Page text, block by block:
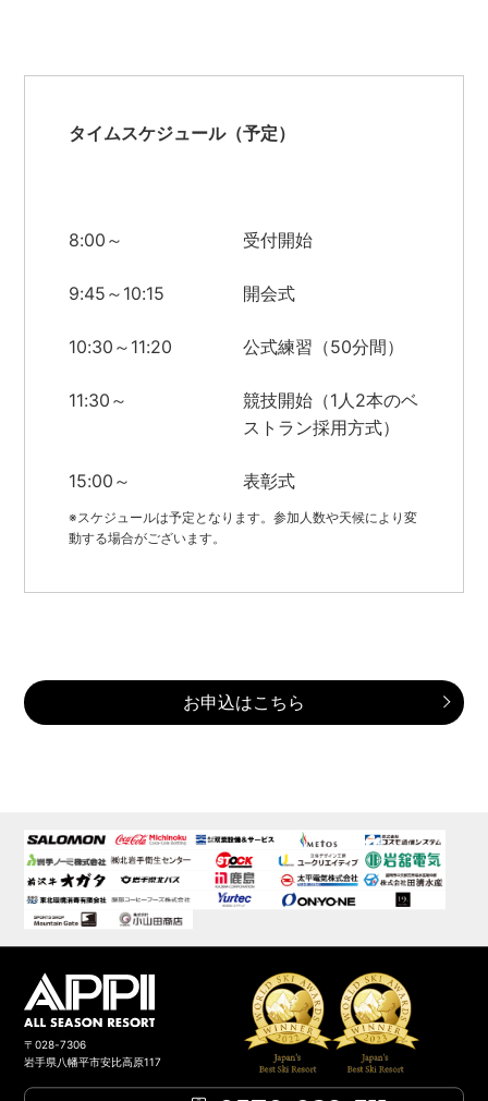
タイムスケジュール（予定）
8:00～ 受付開始
9:45～10:15 開会式
10:30～11:20 公式練習（50分間）
11:30～
競技開始（1人2本のベ
ストラン採用方式）
15:00～ 表彰式
※スケジュールは予定となります。参加人数や天候により変
動する場合がございます。
お申込はこちら
〒028-7306
岩手県八幡平市安比高原117